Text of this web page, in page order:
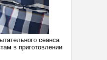
сеанса
в приготовлении